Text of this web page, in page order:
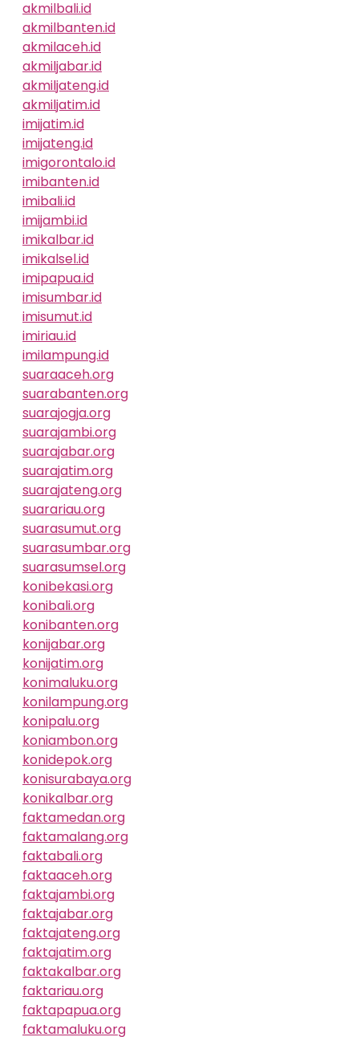
akmilbali.id
akmilbanten.id
akmilaceh.id
akmiljabar.id
akmiljateng.id
akmiljatim.id
imijatim.id
imijateng.id
imigorontalo.id
imibanten.id
imibali.id
imijambi.id
imikalbar.id
imikalsel.id
imipapua.id
imisumbar.id
imisumut.id
imiriau.id
imilampung.id
suaraaceh.org
suarabanten.org
suarajogja.org
suarajambi.org
suarajabar.org
suarajatim.org
suarajateng.org
suarariau.org
suarasumut.org
suarasumbar.org
suarasumsel.org
konibekasi.org
konibali.org
konibanten.org
konijabar.org
konijatim.org
konimaluku.org
konilampung.org
konipalu.org
koniambon.org
konidepok.org
konisurabaya.org
konikalbar.org
faktamedan.org
faktamalang.org
faktabali.org
faktaaceh.org
faktajambi.org
faktajabar.org
faktajateng.org
faktajatim.org
faktakalbar.org
faktariau.org
faktapapua.org
faktamaluku.org